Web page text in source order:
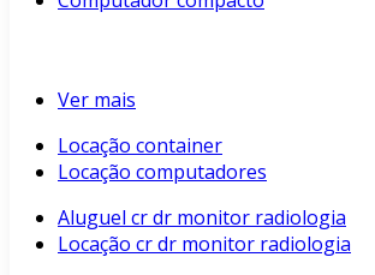
Ver mais
Locação container
Locação computadores
Aluguel cr dr monitor radiologia
Locação cr dr monitor radiologia